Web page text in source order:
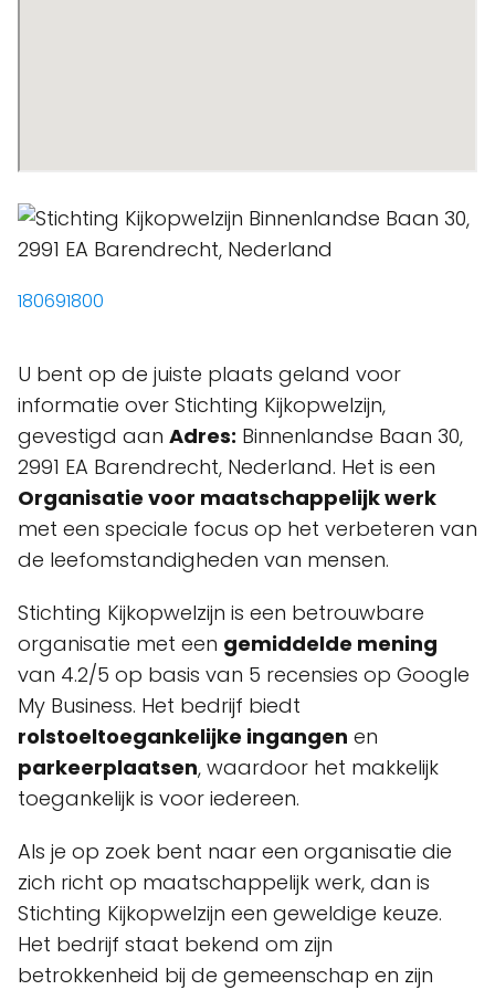
180691800
U bent op de juiste plaats geland voor
informatie over Stichting Kijkopwelzijn,
gevestigd aan Adres: Binnenlandse Baan 30,
2991 EA Barendrecht, Nederland. Het is een
Organisatie voor maatschappelijk werk
met een speciale focus op het verbeteren van
de leefomstandigheden van mensen.
Stichting Kijkopwelzijn is een betrouwbare
organisatie met een gemiddelde mening
van 4.2/5 op basis van 5 recensies op Google
My Business. Het bedrijf biedt
rolstoeltoegankelijke ingangen en
parkeerplaatsen, waardoor het makkelijk
toegankelijk is voor iedereen.
Als je op zoek bent naar een organisatie die
zich richt op maatschappelijk werk, dan is
Stichting Kijkopwelzijn een geweldige keuze.
Het bedrijf staat bekend om zijn
betrokkenheid bij de gemeenschap en zijn